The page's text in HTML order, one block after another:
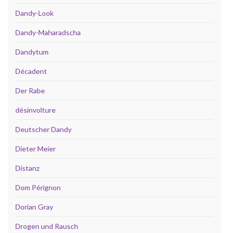
Dandy-Look
Dandy-Maharadscha
Dandytum
Décadent
Der Rabe
désinvolture
Deutscher Dandy
Dieter Meier
Distanz
Dom Pérignon
Dorian Gray
Drogen und Rausch